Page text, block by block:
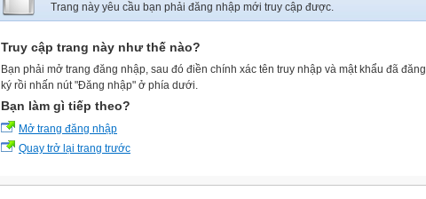
Trang này yêu cầu bạn phải đăng nhập mới truy cập được.
Truy cập trang này như thế nào?
Bạn phải mở trang đăng nhập, sau đó điền chính xác tên truy nhập và mật khẩu đã đăng
ký rồi nhấn nút "Đăng nhập" ở phía dưới.
Bạn làm gì tiếp theo?
Mở trang đăng nhập
Quay trở lại trang trước